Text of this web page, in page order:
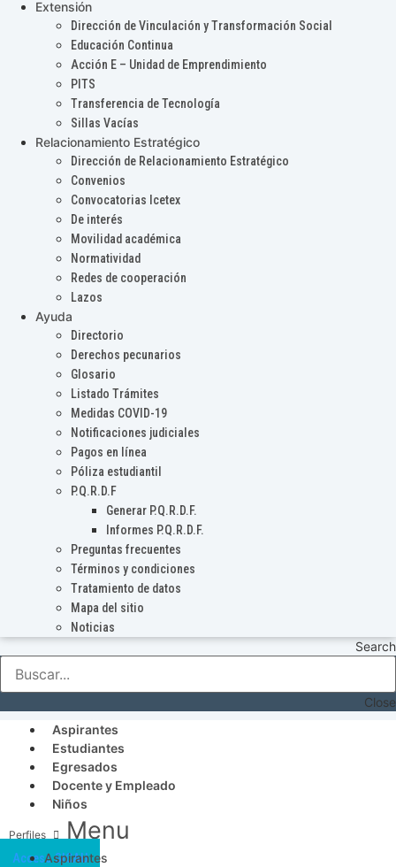
Extensión
Dirección de Vinculación y Transformación Social
Educación Continua
Acción E – Unidad de Emprendimiento
PITS
Transferencia de Tecnología
Sillas Vacías
Relacionamiento Estratégico
Dirección de Relacionamiento Estratégico
Convenios
Convocatorias Icetex
De interés
Movilidad académica
Normatividad
Redes de cooperación
Lazos
Ayuda
Directorio
Derechos pecunarios
Glosario
Listado Trámites
Medidas COVID-19
Notificaciones judiciales
Pagos en línea
Póliza estudiantil
P.Q.R.D.F
Generar P.Q.R.D.F.
Informes P.Q.R.D.F.
Preguntas frecuentes
Términos y condiciones
Tratamiento de datos
Mapa del sitio
Noticias
Search
Close
Aspirantes
Estudiantes
Egresados
Docente y Empleado
Niños
Menu
Aspirantes
Acceso SICAU